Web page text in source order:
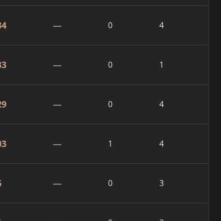
— 0 4
— 0 1
— 0 4
— 1 4
— 0 3